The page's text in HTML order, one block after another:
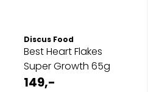
Discus Food
Best Heart Flakes
Super Growth 65g
149,-